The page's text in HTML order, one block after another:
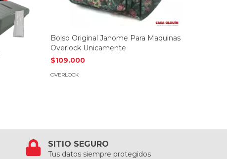
Bolso Original Janome Para Maquinas
Overlock Unicamente
$109.000
OVERLOCK
SITIO SEGURO
Tus datos siempre protegidos